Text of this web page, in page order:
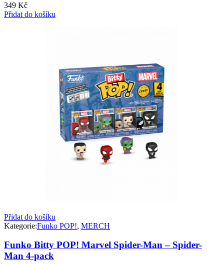
349 Kč
Přidat do košíku
Přidat do košíku
Kategorie:Funko POP!, MERCH
Funko Bitty POP! Marvel Spider-Man – Spider-
Man 4-pack